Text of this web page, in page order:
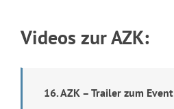
Videos zur AZK:
16. AZK – Trailer zum Event